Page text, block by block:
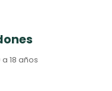
a 18 años